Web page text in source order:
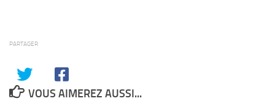
PARTAGER
VOUS AIMEREZ AUSSI...